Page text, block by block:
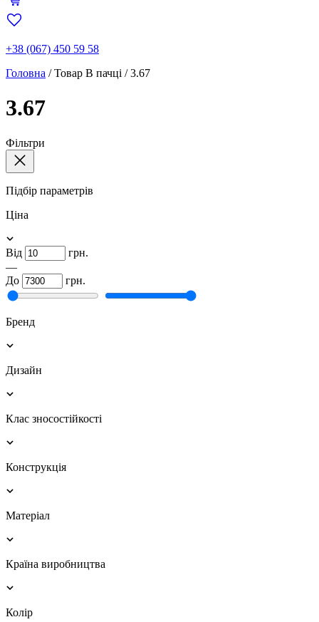
+38 (067) 450 59 58
Головна /Товар В пачці /3.67
3.67
Фільтри
Підбір параметрів
Ціна
Від
грн.
—
До
грн.
Бренд
Дизайн
Клас зносостійкості
Конструкція
Матеріал
Країна виробництва
Колір